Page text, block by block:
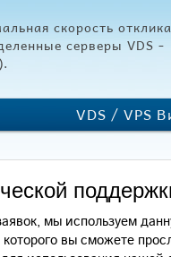
VDS / VPS
скорость
серверы VDS -
мы используем
вы сможете